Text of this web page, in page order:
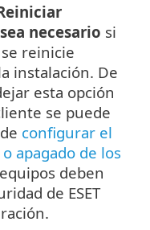
necesario si
reinicie
instalación. De
esta opción
se puede
configurar el
apagado de los
deben
de ESET